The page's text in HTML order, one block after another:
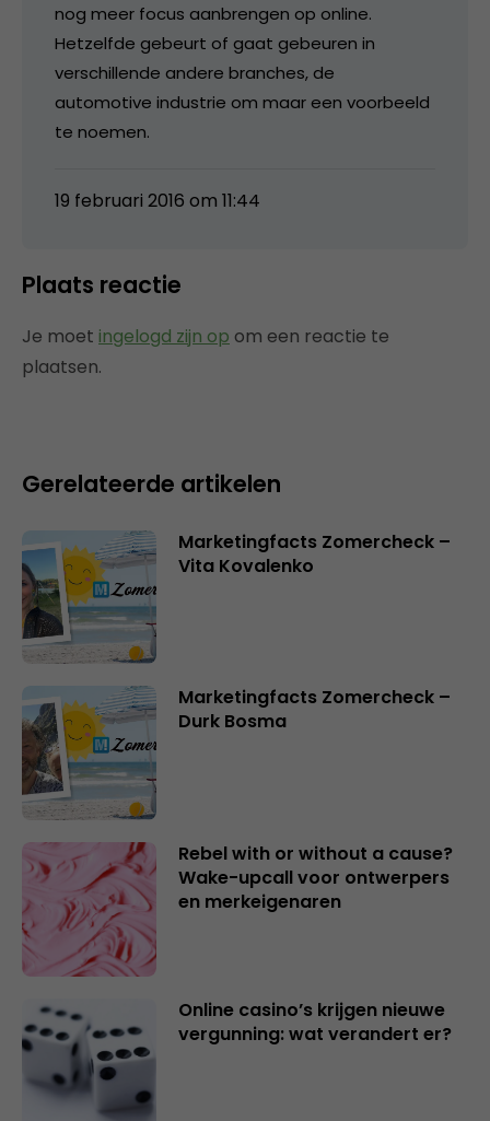
nog meer focus aanbrengen op online.
Hetzelfde gebeurt of gaat gebeuren in
verschillende andere branches, de
automotive industrie om maar een voorbeeld
te noemen.
19 februari 2016 om 11:44
Plaats reactie
Je moet ingelogd zijn op om een reactie te
plaatsen.
Gerelateerde artikelen
Marketingfacts Zomercheck –
Vita Kovalenko
Marketingfacts Zomercheck –
Durk Bosma
Rebel with or without a cause?
Wake-upcall voor ontwerpers
en merkeigenaren
Online casino’s krijgen nieuwe
vergunning: wat verandert er?